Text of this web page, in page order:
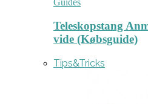
Guides
Teleskopstang
vide (Købsguide)
Tips&Tricks